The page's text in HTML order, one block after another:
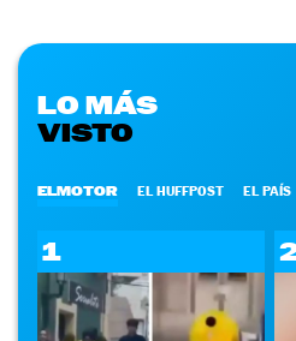
LO MÁS
VISTO
ELMOTOR EL HUFFPOST EL PAÍS
1